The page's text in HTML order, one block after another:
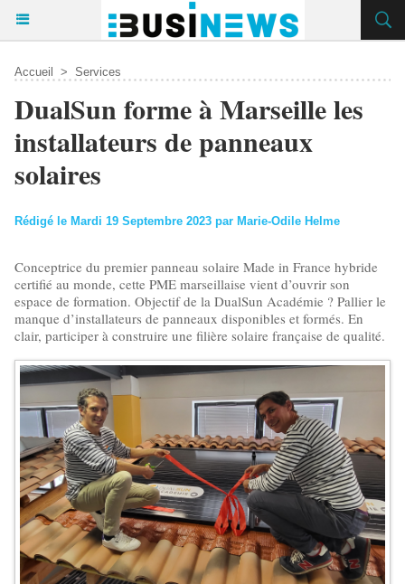
Accueil > Services
DualSun forme à Marseille les
installateurs de panneaux
solaires
Rédigé le Mardi 19 Septembre 2023 par Marie-Odile Helme
Conceptrice du premier panneau solaire Made in France hybride
certifié au monde, cette PME marseillaise vient d’ouvrir son
espace de formation. Objectif de la DualSun Académie ? Pallier le
manque d’installateurs de panneaux disponibles et formés. En
clair, participer à construire une filière solaire française de qualité.